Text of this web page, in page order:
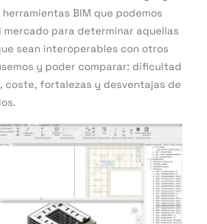
BIM que podemos
mercado para determinar aquellas
sean interoperables con otros
y poder comparar: dificultad
coste, fortalezas y desventajas de